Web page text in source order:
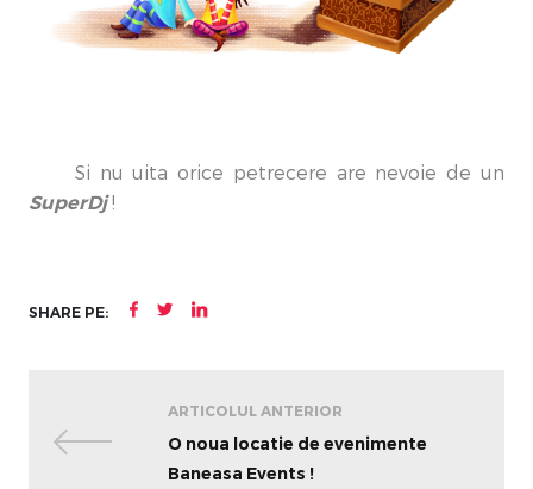
Si nu uita orice petrecere are nevoie de un
SuperDj!
SHARE PE:
ARTICOLUL ANTERIOR
O noua locatie de evenimente
Baneasa Events !